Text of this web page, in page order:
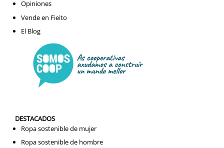
Opiniones
Vende en Fieito
El Blog
DESTACADOS
Ropa sostenible de mujer
Ropa sostenible de hombre